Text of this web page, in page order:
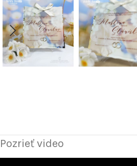
Pozrieť video